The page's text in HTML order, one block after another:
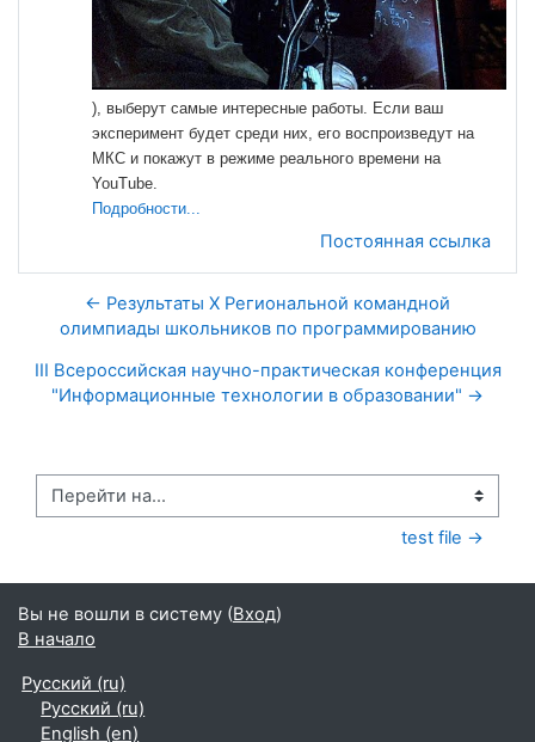
), выберут самые интересные работы. Если ваш
эксперимент будет среди них, его воспроизведут на
МКС и покажут в режиме реального времени на
YouTube.
Подробности...
Постоянная ссылка
← Результаты X Региональной командной
олимпиады школьников по программированию
III Всероссийская научно-практическая конференция
"Информационные технологии в образовании" →
Перейти на...
test file →
Вы не вошли в систему (Вход)
В начало
Русский ‎(ru)‎
Русский ‎(ru)‎
English ‎(en)‎